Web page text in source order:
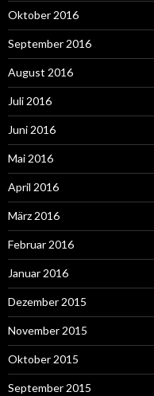
Oktober 2016
September 2016
August 2016
Juli 2016
Juni 2016
Mai 2016
April 2016
März 2016
Februar 2016
Januar 2016
Dezember 2015
November 2015
Oktober 2015
September 2015